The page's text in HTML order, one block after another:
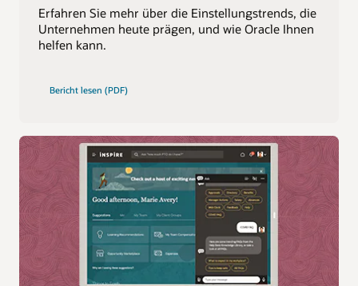
Erfahren Sie mehr über die Einstellungstrends, die
Unternehmen heute prägen, und wie Oracle Ihnen
helfen kann.
Bericht lesen (PDF)